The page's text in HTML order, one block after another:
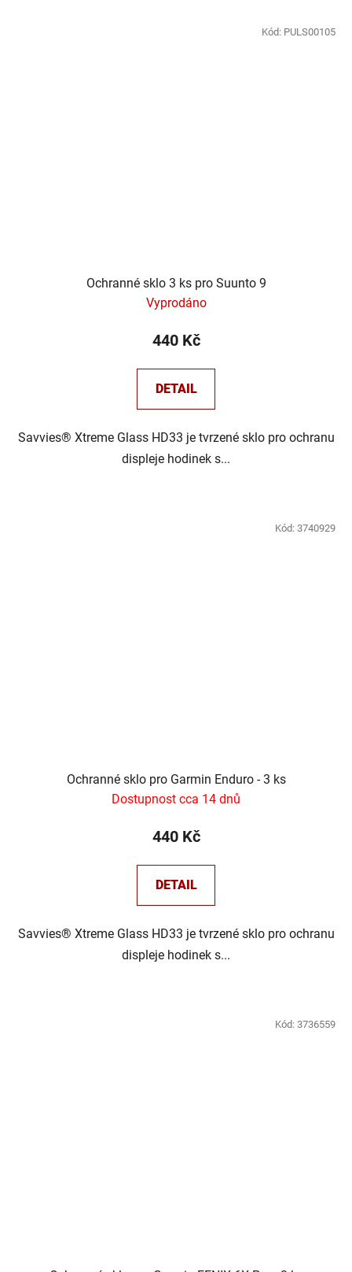
Ochranné sklo 3 ks pro Suunto 9
Vyprodáno
440 Kč
DETAIL
Savvies® Xtreme Glass HD33 je tvrzené sklo pro ochranu
displeje hodinek s...
Kód: PULS00105
Ochranné sklo pro Garmin Enduro - 3 ks
Dostupnost cca 14 dnů
440 Kč
DETAIL
Savvies® Xtreme Glass HD33 je tvrzené sklo pro ochranu
displeje hodinek s...
Kód: 3740929
Kód: 3736559